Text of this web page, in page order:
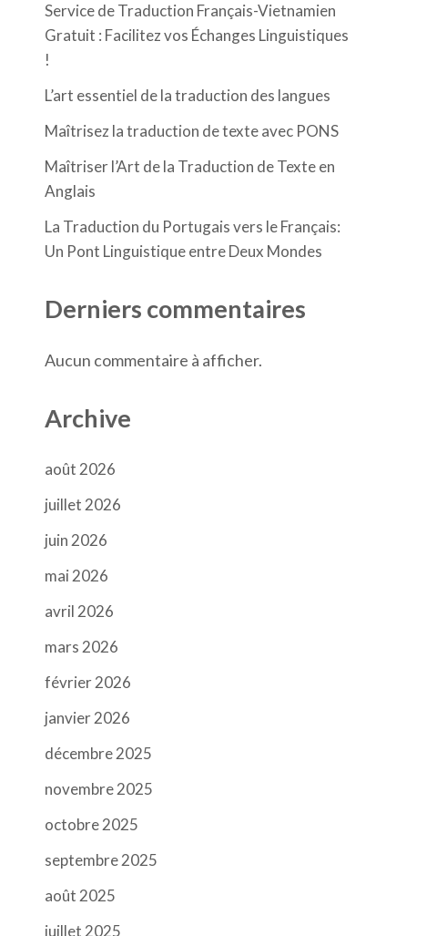
Service de Traduction Français-Vietnamien
Gratuit : Facilitez vos Échanges Linguistiques
!
L’art essentiel de la traduction des langues
Maîtrisez la traduction de texte avec PONS
Maîtriser l’Art de la Traduction de Texte en
Anglais
La Traduction du Portugais vers le Français:
Un Pont Linguistique entre Deux Mondes
Derniers commentaires
Aucun commentaire à afficher.
Archive
août 2026
juillet 2026
juin 2026
mai 2026
avril 2026
mars 2026
février 2026
janvier 2026
décembre 2025
novembre 2025
octobre 2025
septembre 2025
août 2025
juillet 2025